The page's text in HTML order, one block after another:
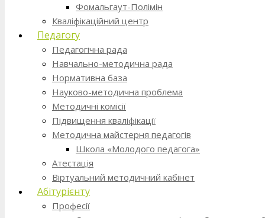
Фомальгаут-Полімін
Кваліфікаційний центр
Педагогу
Педагогічна рада
Навчально-методична рада
Нормативна база
Науково-методична проблема
Методичні комісії
Підвищення кваліфікації
Методична майстерня педагогів
Школа «Молодого педагога»
Атестація
Віртуальний методичний кабінет
Абітурієнту
Професії